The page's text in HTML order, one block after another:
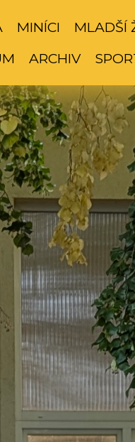
MINÍCI MLADŠÍ
ARCHIV